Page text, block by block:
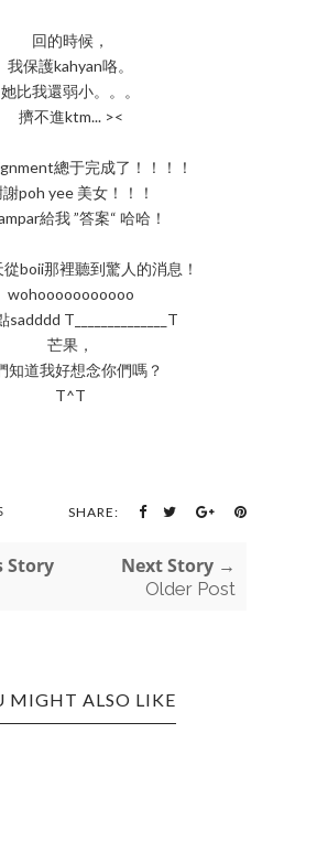
回的時候，
我保護kahyan咯。
她比我還弱小。。。
擠不進ktm... ><
總于完成了！！！！
poh yee 美女！！！
給我 ”答案“ 哈哈！
boii那裡聽到驚人的消息！
wohooooooooooo
sadddd T______________T
芒果，
知道我好想念你們嗎？
T^T
SHARE:
Story Next Story →
Older Post
MIGHT ALSO LIKE